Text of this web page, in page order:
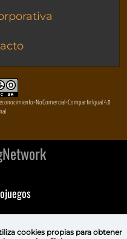
NoComercial-CompartirIgual 4.0
cookies propiaspara obtener